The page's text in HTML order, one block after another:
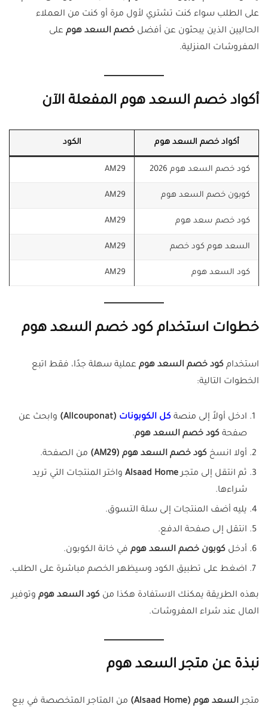
على الطلب سواء كنت تشتري لأول مرة أو كنت من العملاء
الحاليين الذين يبحثون عن أفضل خصم السعد هوم على
المفروشات المنزلية.
أكواد خصم السعد هوم المفعلة الآن
أكواد خصم السعد هوم الكود
كود خصم السعد هوم 2026 AM29
كوبون خصم السعد هوم AM29
كود خصم سعد هوم AM29
السعد هوم كود خصم AM29
كود السعد هوم AM29
خطوات استخدام كود خصم السعد هوم
استخدام كود خصم السعد هوم عملية سهلة جدًا، فقط اتبع
الخطوات التالية:
ادخل أولاً إلى منصة كل الكوبونات (Allcouponat)
وابحث عن
صفحة كود خصم السعد هوم.
أولا انسخ كود خصم السعد هوم (AM29) من الصفحة.
ثم انتقل إلى متجرAlsaad Home واختر المنتجات التي تريد
شراءها.
يليه أضف المنتجات إلى سلة التسوق.
انتقل إلى صفحة الدفع.
أدخل كوبون خصم السعد هوم في خانة الكوبون.
اضغط على تطبيق الكود وسيظهر الخصم مباشرة على الطلب.
بهذه الطريقة يمكنك الاستفادة هكذا من كود السعد هوم وتوفير
المال عند شراء المفروشات.
نبذة عن متجر السعد هوم
متجرالسعد هوم (Alsaad Home)
من المتاجر المتخصصة في بيع